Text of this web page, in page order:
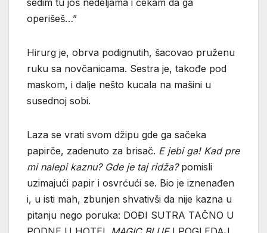
operišeš…”
Hirurg je, obrva podignutih, šacovao pruženu
ruku sa novčanicama. Sestra je, takođe pod
maskom, i dalje nešto kucala na mašini u
susednoj sobi.
Laza se vrati svom džipu gde ga sačeka
papirče, zadenuto za brisač. E jebi ga! Kad pre
mi nalepi kaznu? Gde je taj ridža?pomisli
uzimajući papir i osvrćući se. Bio je iznenađen
i, u isti mah, zbunjen shvativši da nije kazna u
pitanju nego poruka: DOĐI SUTRA TAČNO U